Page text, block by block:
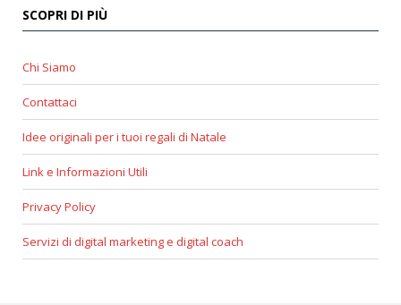
SCOPRI DI PIÙ
Chi Siamo
Contattaci
Idee originali per i tuoi regali di Natale
Link e Informazioni Utili
Privacy Policy
Servizi di digital marketing e digital coach